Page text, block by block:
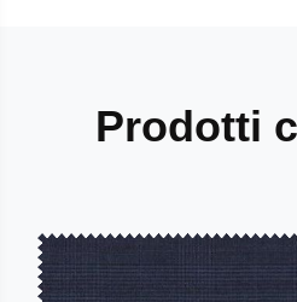
Prodotti